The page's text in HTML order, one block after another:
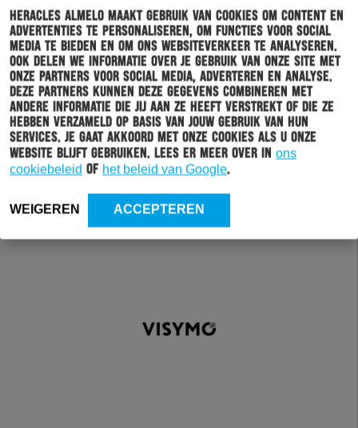
Heracles Almelo maakt gebruik van cookies om content en
advertenties te personaliseren, om functies voor social
media te bieden en om ons websiteverkeer te analyseren.
Ook delen we informatie over je gebruik van onze site met
onze partners voor social media, adverteren en analyse.
Deze partners kunnen deze gegevens combineren met
andere informatie die jij aan ze heeft verstrekt of die ze
hebben verzameld op basis van jouw gebruik van hun
services. Je gaat akkoord met onze cookies als u onze
website blijft gebruiken. Lees er meer over in ons
cookiebeleid of het beleid van Google.
WEIGEREN ACCEPTEREN